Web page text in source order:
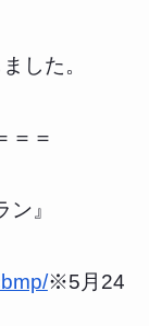
した。
＝＝
』
※5月24